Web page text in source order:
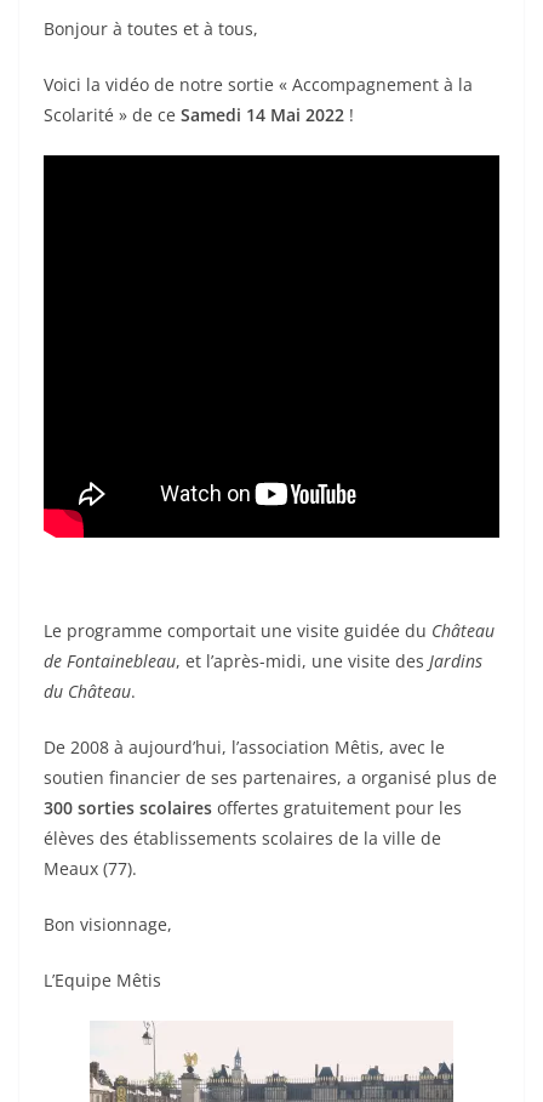
Bonjour à toutes et à tous,
Voici la vidéo de notre sortie « Accompagnement à la
Scolarité » de ce Samedi 14 Mai 2022 !
Le programme comportait une visite guidée du Château
de Fontainebleau, et l’après-midi, une visite des Jardins
du Château.
De 2008 à aujourd’hui, l’association Mêtis, avec le
soutien financier de ses partenaires, a organisé plus de
300 sorties scolaires offertes gratuitement pour les
élèves des établissements scolaires de la ville de
Meaux (77).
Bon visionnage,
L’Equipe Mêtis